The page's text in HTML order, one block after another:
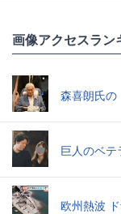
画像アクセスラン
森喜朗氏の
巨人のベ
欧州熱波